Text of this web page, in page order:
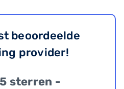
beoordeelde
provider!
sterren -